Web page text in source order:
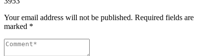
Your email address will not be published. Required fields are
marked *